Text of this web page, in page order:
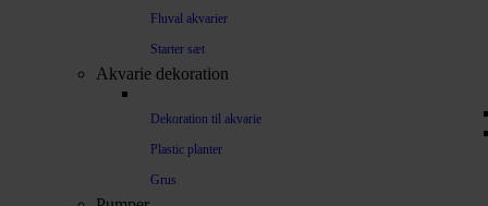
Fluval akvarier
Starter sæt
Akvarie dekoration
Dekoration til akvarie
Plastic planter
Grus